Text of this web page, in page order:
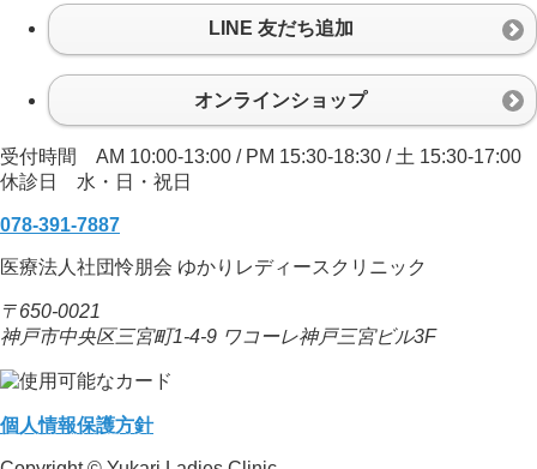
LINE 友だち追加
オンラインショップ
受付時間 AM 10:00-13:00 / PM 15:30-18:30 / 土 15:30-17:00
休診日 水・日・祝日
078-391-7887
医療法人社団怜朋会 ゆかりレディースクリニック
〒650-0021
神戸市中央区三宮町1-4-9 ワコーレ神戸三宮ビル3F
個人情報保護方針